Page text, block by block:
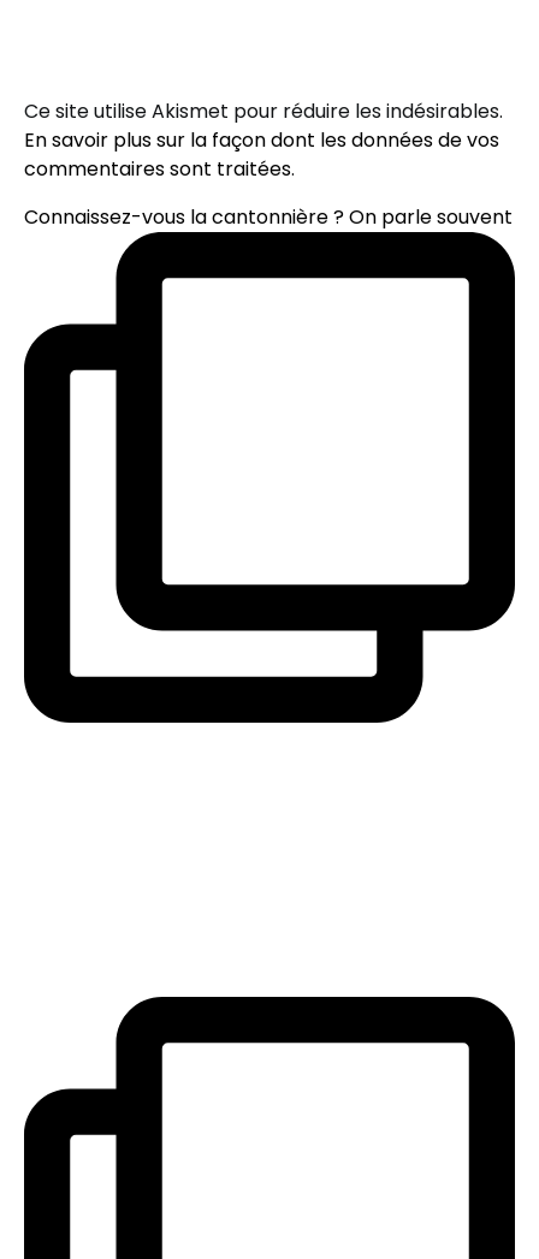
Ce site utilise Akismet pour réduire les indésirables.
En savoir plus sur la façon dont les données de vos
commentaires sont traitées.
Connaissez-vous la cantonnière ? On parle souvent